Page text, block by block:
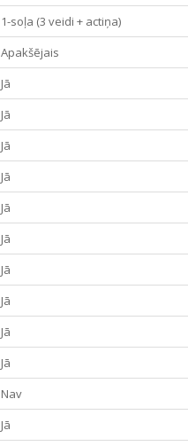
1-soļa (3 veidi + actiņa)
Apakšējais
Jā
Jā
Jā
Jā
Jā
Jā
Jā
Jā
Jā
Jā
Nav
Jā